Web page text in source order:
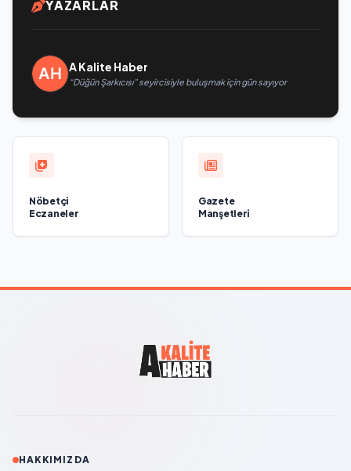
YAZARLAR
A Kalite Haber
“Düğün Şarkıcısı” seyircisiyle buluşmak için gün sayıyor
Nöbetçi
Eczaneler
Gazete
Manşetleri
HAKKIMIZDA